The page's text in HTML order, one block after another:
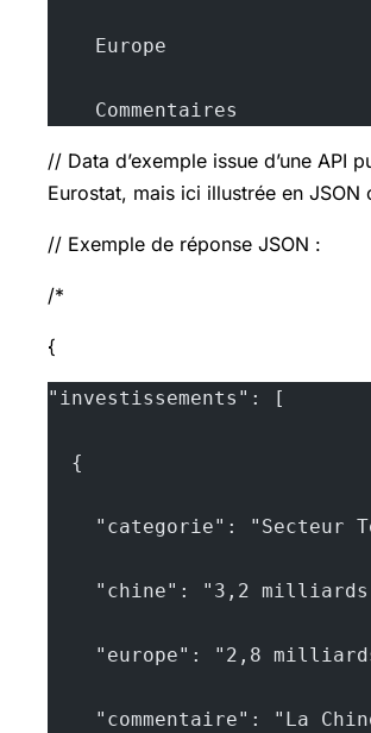
    Europe
    Commentaires
// Data d’exemple issue d’une API
Eurostat, mais ici illustrée en JSON
// Exemple de réponse JSON :
/*
{
"investissements": [
  {
"categorie": "Secteur
"chine": "3,2 milliards
"europe": "2,8
"commentaire": "La